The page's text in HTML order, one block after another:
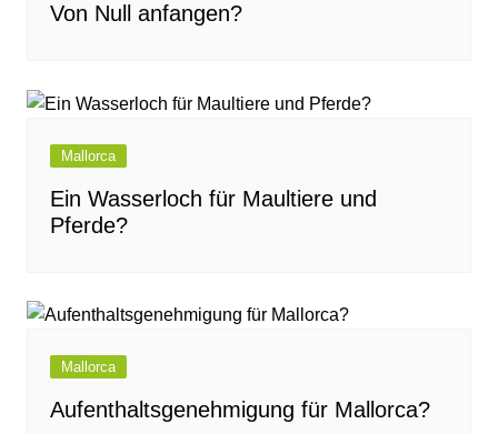
Von Null anfangen?
Mallorca
Ein Wasserloch für Maultiere und
Pferde?
Mallorca
Aufenthaltsgenehmigung für Mallorca?